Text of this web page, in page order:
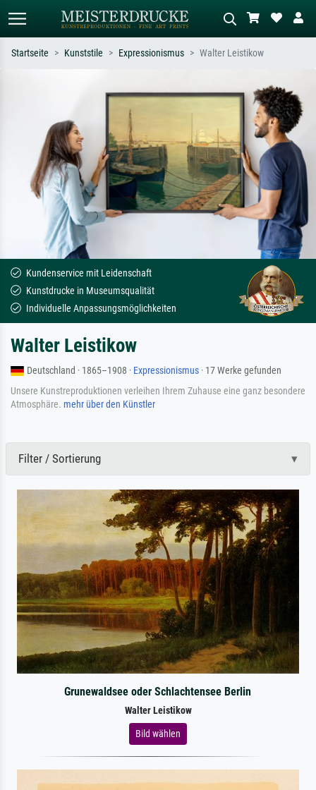
oder Stilen – z.B. Monet,
Sternennacht, Impressionismus, Welle
Hokusai, Akt.
Beschreiben Sie die Szene – z.B. Grüne
Wiese, Abstrakt mit viel Rot, Dunkles
Ölgemälde, Stehender Akt neben einem
Baum.
Startseite Kunststile Expressionismus Walter Leistikow
Kundenservice mit Leidenschaft
Kunstdrucke in Museumsqualität
Individuelle Anpassungsmöglichkeiten
Walter Leistikow
Deutschland · 1865–1908 · Expressionismus · 17 Werke gefunden
Unsere Kunstreproduktionen verleihen Ihrem Zuhause eine ganz besondere
Atmosphäre. mehr über den Künstler
Filter / Sortierung
Grunewaldsee oder Schlachtensee Berlin
Walter Leistikow
Bild wählen